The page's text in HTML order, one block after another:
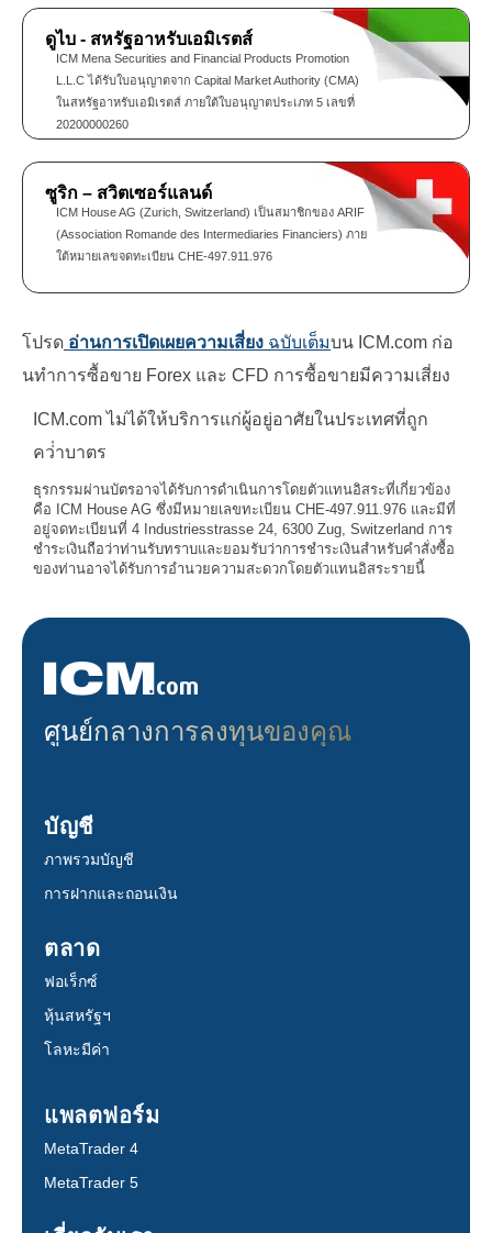
ดูไบ - สหรัฐอาหรับเอมิเรตส์
ICM Mena Securities and Financial Products Promotion
L.L.C ได้รับใบอนุญาตจาก Capital Market Authority (CMA)
ในสหรัฐอาหรับเอมิเรตส์ ภายใต้ใบอนุญาตประเภท 5 เลขที่
20200000260
ซูริก – สวิตเซอร์แลนด์
ICM House AG (Zurich, Switzerland) เป็นสมาชิกของ ARIF
(Association Romande des Intermediaries Financiers) ภาย
ใต้หมายเลขจดทะเบียน CHE-497.911.976
โปรด อ่านการเปิดเผยความเสี่ยง ฉบับเต็มบน ICM.com ก่อ
นทําการซื้อขาย Forex และ CFD การซื้อขายมีความเสี่ยง
ICM.com ไม่ได้ให้บริการแก่ผู้อยู่อาศัยในประเทศที่ถูก
คว่ําบาตร
ธุรกรรมผ่านบัตรอาจได้รับการดำเนินการโดยตัวแทนอิสระที่เกี่ยวข้อง
คือ ICM House AG ซึ่งมีหมายเลขทะเบียน CHE-497.911.976 และมีที่
อยู่จดทะเบียนที่ 4 Industriesstrasse 24, 6300 Zug, Switzerland การ
ชำระเงินถือว่าท่านรับทราบและยอมรับว่าการชำระเงินสำหรับคำสั่งซื้อ
ของท่านอาจได้รับการอำนวยความสะดวกโดยตัวแทนอิสระรายนี้
ศูนย์กลางการลงทุนของคุณ
บัญชี
ภาพรวมบัญชี
การฝากและถอนเงิน
ตลาด
ฟอเร็กซ์
หุ้นสหรัฐฯ
โลหะมีค่า
แพลตฟอร์ม
MetaTrader 4
MetaTrader 5